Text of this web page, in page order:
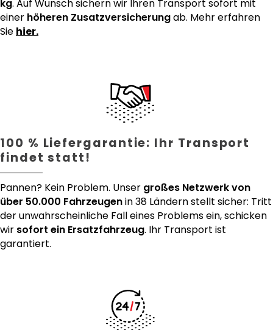
kg. Auf Wunsch sichern wir Ihren Transport sofort mit
einer höheren Zusatzversicherungab. Mehr erfahren
Sie hier.
100 % Liefergarantie: Ihr Transport
findet statt!
Pannen? Kein Problem. Unser großes Netzwerk von
über 50.000 Fahrzeugenin 38 Ländern stellt sicher: Tritt
der unwahrscheinliche Fall eines Problems ein, schicken
wir sofort ein Ersatzfahrzeug. Ihr Transport ist
garantiert.